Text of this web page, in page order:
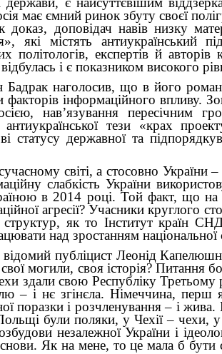
має ємний ринок збуту своєї
доказ, доповідач навів низку
які містять антиукраїнський
політологів, експертів й
і є показником високого
Бадрак наголосив, що в його
факторів інформаційного впливу.
нав’язування пересічним
тези «крах
статусу державної та
світі, а стосовно України
слабкість України
в 2014 році. Той факт, що
агресії? Учасники круглого
як то Інститут країн
над зростанням
публіцист Леонід
могили, своя історія?
здали свою Республіку
– і нє згінєла. Німеччина,
поразки і розчленування – і
були поляки, у Чехії –
незалежної України і
Як на мене, то це мала б бути